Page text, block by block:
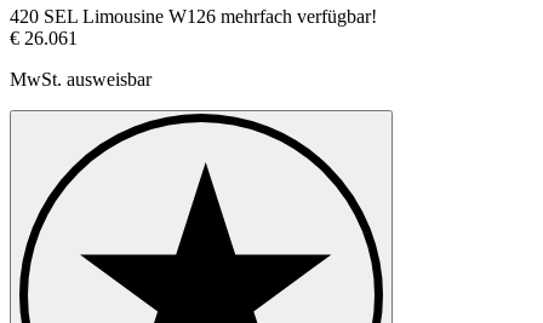
420 SEL Limousine W126 mehrfach verfügbar!
€ 26.061
MwSt. ausweisbar